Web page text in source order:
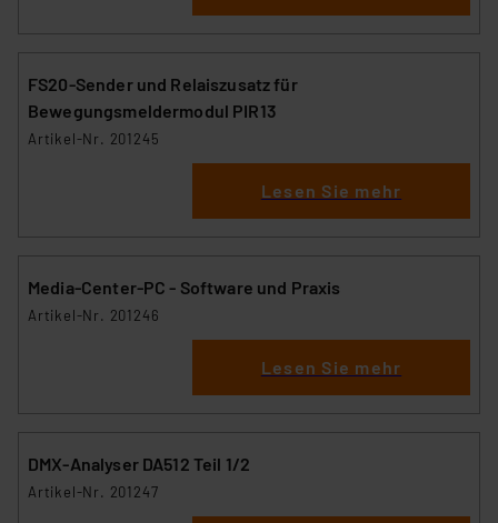
FS20-Sender und Relaiszusatz für
Bewegungsmeldermodul PIR13
Artikel-Nr. 201245
Lesen Sie mehr
Media-Center-PC - Software und Praxis
Artikel-Nr. 201246
Lesen Sie mehr
DMX-Analyser DA512 Teil 1/2
Artikel-Nr. 201247